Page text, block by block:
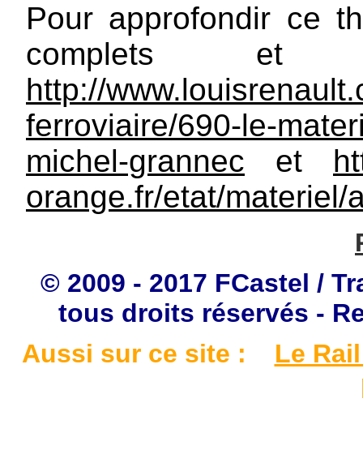
Pour approfondir ce
complets
http://
ferroviaire/690-le-
michel-grannec et
orange.fr/etat/materiel/
© 2009 - 2017 FCastel /
tous droits réservés -
Aussi sur ce site :
Le